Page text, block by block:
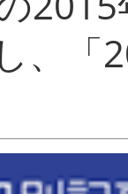
、「